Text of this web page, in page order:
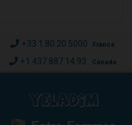
+33.1.80.20.5000 France
+1.437.887.14.93 Canada